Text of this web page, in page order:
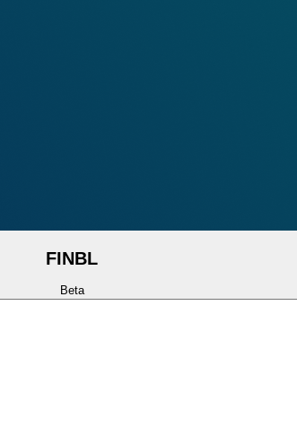
FINBL
Beta